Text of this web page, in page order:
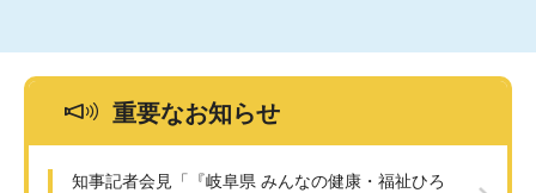
重要なお知らせ
知事記者会見「『岐阜県 みんなの健康・福祉ひろ